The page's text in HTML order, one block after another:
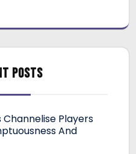
POSTS
Channelise Players
And